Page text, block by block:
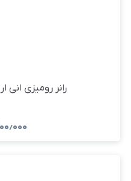
رانر رومیزی انی